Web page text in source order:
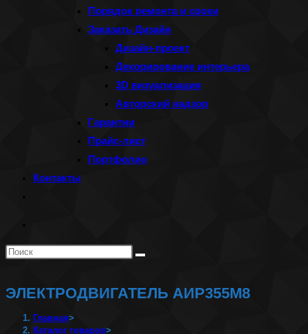
Порядок ремонта и сроки
Заказать Дизайн
Дизайн-проект
Декорирование интерьера
3D визуализация
Авторский надзор
Гарантии
Прайс-лист
Портфолио
Контакты
веб-
Поиск
ЭЛЕКТРОДВИГАТЕЛЬ АИР355М8
Главная>
Каталог товаров>